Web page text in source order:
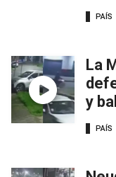
PAÍS
La
y
PAÍS